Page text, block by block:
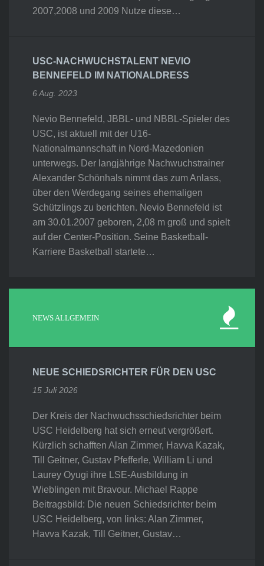
2007,2008 und 2009 Nutze diese…
USC-NACHWUCHSTALENT NEVIO
BENNEFELD IM NATIONALDRESS
6 Aug. 2023
Nevio Bennefeld, JBBL- und NBBL-Spieler des
USC, ist aktuell mit der U16-
Nationalmannschaft in Nord-Mazedonien
unterwegs. Der langjährige Nachwuchstrainer
Alexander Schönhals nimmt das zum Anlass,
über den Werdegang seines ehemaligen
Schützlings zu berichten. Nevio Bennefeld ist
am 30.01.2007 geboren, 2,08 m groß und spielt
auf der Center-Position. Seine Basketball-
Karriere Basketball startete…
NEWS ALLGEMEIN
NEUE SCHIEDSRICHTER FÜR DEN USC
15 Juli 2026
Der Kreis der Nachwuchsschiedsrichter beim
USC Heidelberg hat sich erneut vergrößert.
Kürzlich schafften Alan Zimmer, Havva Kazak,
Till Geitner, Gustav Pfefferle, William Li und
Laurey Oyugi ihre LSE-Ausbildung in
Wieblingen mit Bravour. Michael Rappe
Beitragsbild: Die neuen Schiedsrichter beim
USC Heidelberg, von links: Alan Zimmer,
Havva Kazak, Till Geitner, Gustav…